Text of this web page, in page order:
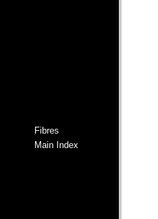
Fibres
Main Index